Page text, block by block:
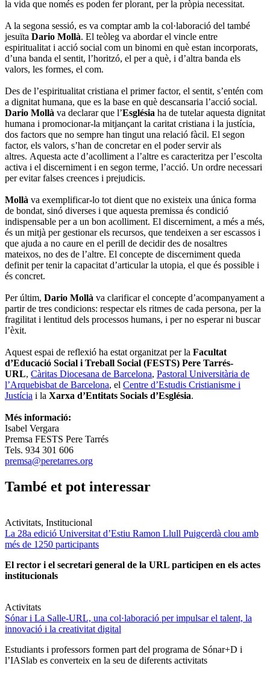
la vida que només es poden fer plorant, per la pròpia necessitat.
A la segona sessió, es va comptar amb la col·laboració del també
jesuïta Dario Mollà. El teòleg va abordar el vincle entre
espiritualitat i acció social com un binomi en què estan incorporats,
d’una banda el sentit, l’horitzó, el per a què, i d’altra banda els
valors, les formes, el com.
Des de l’espiritualitat cristiana el primer factor, el sentit, s’entén com
a dignitat humana, que es la base en què descansaria l’acció social.
Dario Mollà va declarar que l’Església ha de tutelar aquesta dignitat
humana i promocionar-la mitjançant la caritat cristiana i la justícia,
dos factors que no sempre han tingut una relació fàcil. El segon
factor, els valors, s’han de concretar en el poder servir als
altres. Aquesta acte d’acolliment a l’altre es caracteritza per l’escolta
activa i el discerniment i en segon terme, l’acció. Un ordre necessari
per evitar falses creences i prejudicis.
Mollà va exemplificar-lo tot dient que no existeix una única forma
de bondat, sinó diverses i que aquesta premissa és condició
indispensable per a un bon acolliment. El discerniment, a més a més,
és un mitjà per gestionar els recursos, que tendeixen a ser escassos i
que ajuda a no caure en el perill de decidir des de nosaltres
mateixos, no des de l’altre. El concepte de discerniment queda
definit per tenir la capacitat d’articular la utopia, el que és possible i
és concret.
Per últim, Dario Mollà va clarificar el concepte d’acompanyament a
partir de tres condicions: respectar els ritmes de cada persona, per la
fragilitat i lentitud dels processos humans, i per no esperar ni buscar
l’èxit.
Aquest espai de reflexió ha estat organitzat per la Facultat
d’Educació Social i Treball Social (FESTS) Pere Tarrés-
URL, Càritas Diocesana de Barcelona, Pastoral Universitària de
l’Arquebisbat de Barcelona, el Centre d’Estudis Cristianisme i
Justícia i la Xarxa d’Entitats Socials d’Església.
Més informació:
Isabel Vergara
Premsa FESTS Pere Tarrés
Tels. 934 301 606
premsa@peretarres.org
També et pot interessar
Activitats, Institucional
La 28a edició Universitat d’Estiu Ramon Llull Puigcerdà clou amb
més de 1250 participants
El rector i el secretari general de la URL participen en els actes
institucionals
Activitats
Sónar i La Salle-URL, una col·laboració per impulsar el talent, la
innovació i la creativitat digital
Estudiants i professors formen part del programa de Sónar+D i
l’IASlab es converteix en la seu de diferents activitats